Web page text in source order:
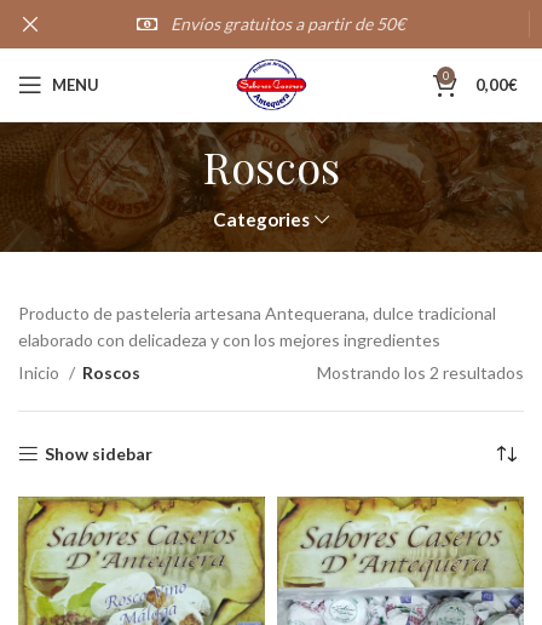
MENU 0 0,00€
Roscos
Categories
Producto de pasteleria artesana Antequerana, dulce tradicional
elaborado con delicadeza y con los mejores ingredientes
Inicio
Roscos Mostrando los 2 resultados
Show sidebar
Envíos gratuitos a partir de 50€
20,000+Clientes satisfechos